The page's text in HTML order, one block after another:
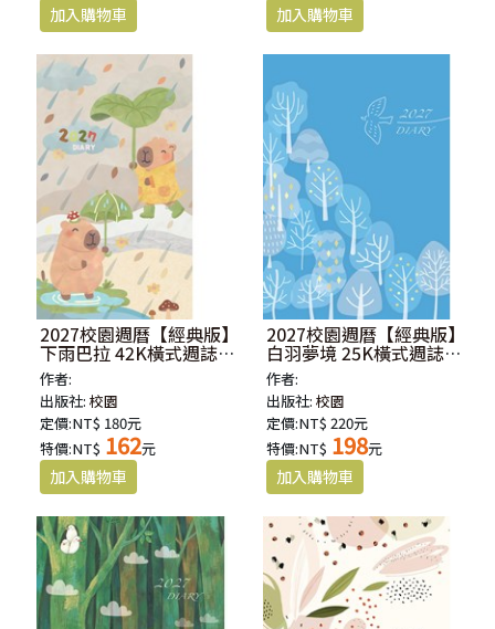
2027校園週曆【經典版】
下雨巴拉 42K橫式週誌卡
紙精裝
作者:
出版社:校園
定價:NT$ 180元
特價:NT$ 162元
2027校園週曆【經典版】
白羽夢境 25K橫式週誌卡
紙精裝
作者:
出版社:校園
定價:NT$ 220元
特價:NT$ 198元